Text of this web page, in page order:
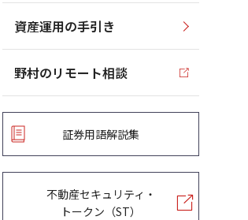
資産運用の手引き
野村のリモート相談
証券用語解説集
不動産セキュリティ・
トークン（ST）